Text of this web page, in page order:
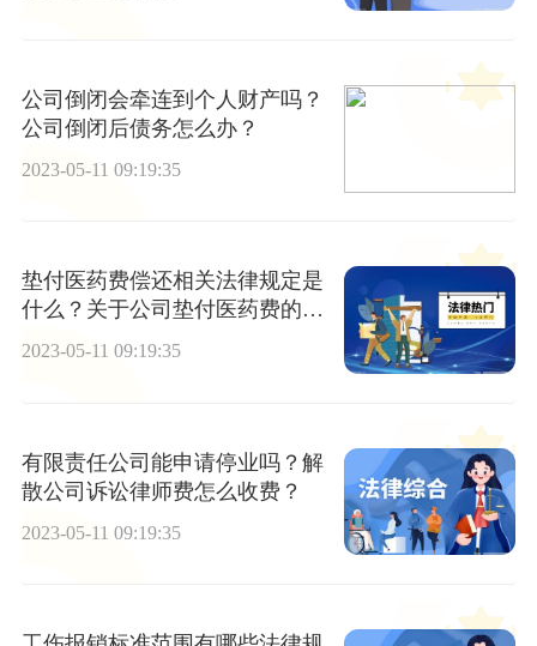
公司倒闭会牵连到个人财产吗？
公司倒闭后债务怎么办？
2023-05-11 09:19:35
垫付医药费偿还相关法律规定是
什么？关于公司垫付医药费的是
否需要偿还？
2023-05-11 09:19:35
有限责任公司能申请停业吗？解
散公司诉讼律师费怎么收费？
2023-05-11 09:19:35